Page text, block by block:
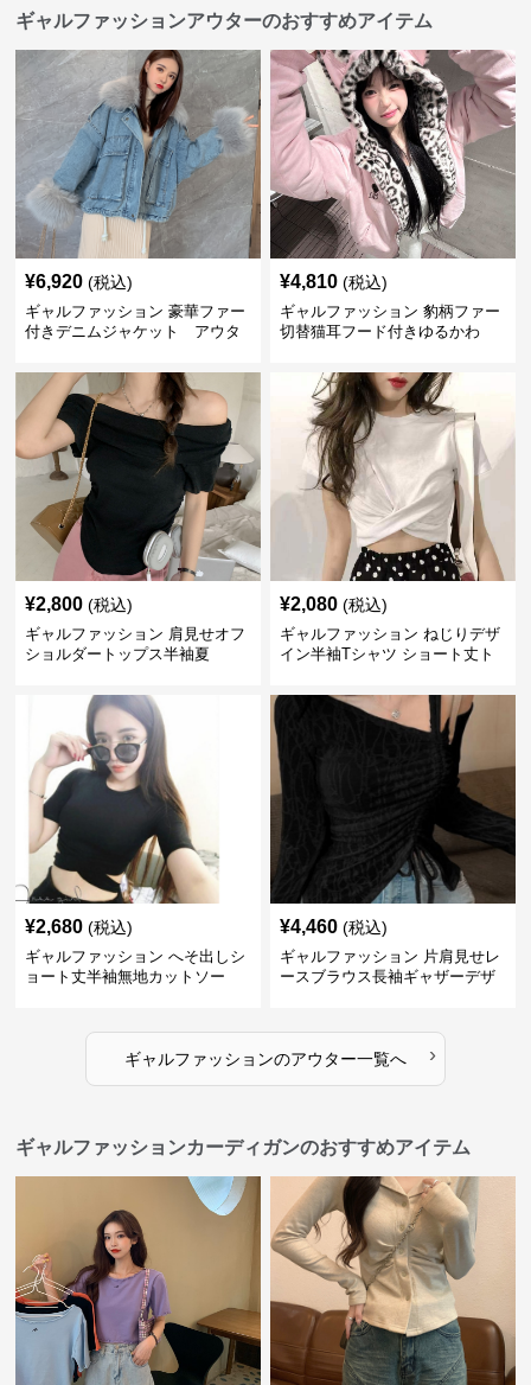
ギャルファッションアウターのおすすめアイテム
¥6,920 (税込)
ギャルファッション 豪華ファー
付きデニムジャケット アウタ
¥4,810 (税込)
ギャルファッション 豹柄ファー
切替猫耳フード付きゆるかわ
¥2,800 (税込)
ギャルファッション 肩見せオフ
ショルダートップス半袖夏
¥2,080 (税込)
ギャルファッション ねじりデザ
イン半袖Tシャツ ショート丈ト
¥2,680 (税込)
ギャルファッション へそ出しシ
ョート丈半袖無地カットソー
¥4,460 (税込)
ギャルファッション 片肩見せレ
ースブラウス長袖ギャザーデザ
ギャルファッションのアウター一覧へ ›
ギャルファッションカーディガンのおすすめアイテム